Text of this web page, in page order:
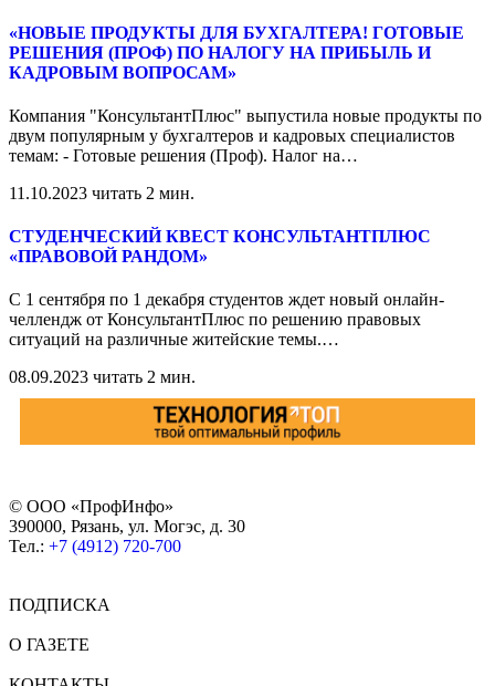
«НОВЫЕ ПРОДУКТЫ ДЛЯ БУХГАЛТЕРА! ГОТОВЫЕ
РЕШЕНИЯ (ПРОФ) ПО НАЛОГУ НА ПРИБЫЛЬ И
КАДРОВЫМ ВОПРОСАМ»
Компания "КонсультантПлюс" выпустила новые продукты по
двум популярным у бухгалтеров и кадровых специалистов
темам: - Готовые решения (Проф). Налог на…
11.10.2023 читать 2 мин.
СТУДЕНЧЕСКИЙ КВЕСТ КОНСУЛЬТАНТПЛЮС
«ПРАВОВОЙ РАНДОМ»
С 1 сентября по 1 декабря студентов ждет новый онлайн-
челлендж от КонсультантПлюс по решению правовых
ситуаций на различные житейские темы.…
08.09.2023 читать 2 мин.
© ООО «ПрофИнфо»
390000, Рязань, ул. Могэс, д. 30
Тел.: +7 (4912) 720-700
ПОДПИСКА
О ГАЗЕТЕ